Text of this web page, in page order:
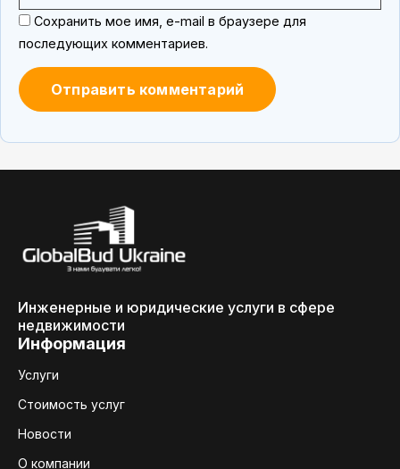
Сохранить мое имя, e-mail в браузере для
последующих комментариев.
Инженерные и юридические услуги в сфере
недвижимости
Информация
Услуги
Стоимость услуг
Новости
О компании